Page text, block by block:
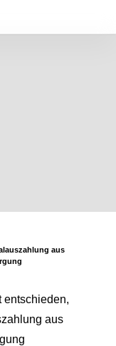
aus
entschieden,
aus